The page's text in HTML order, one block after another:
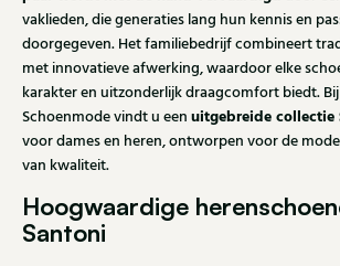
vaklieden, die generaties lang hun kennis en
doorgegeven. Het familiebedrijf combineert
met innovatieve afwerking, waardoor elke
karakter en uitzonderlijk draagcomfort biedt. Bij
Schoenmode vindt u een uitgebreide collectie
voor dames en heren, ontworpen voor de
van kwaliteit.
Hoogwaardige
Santoni